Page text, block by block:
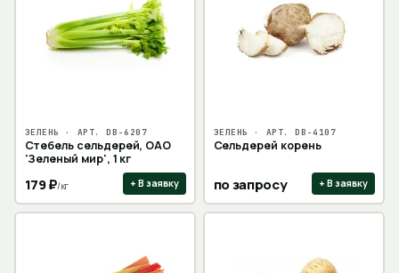
ЗЕЛЕНЬ · АРТ.DB-6207
Стебель сельдерей, ОАО
'Зеленый мир', 1 кг
179₽/кг + В заявку
ЗЕЛЕНЬ · АРТ.DB-4107
Сельдерей корень
по запросу + В заявку